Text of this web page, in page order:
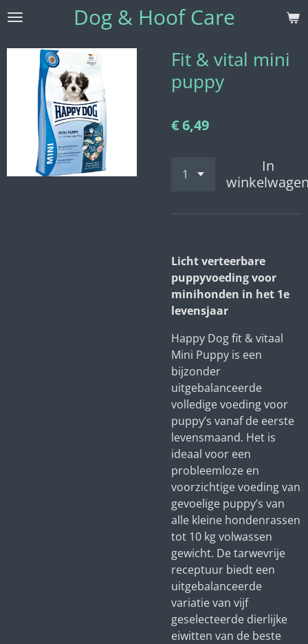
Ga
naar
hoofdinhoud
Dog & Hoof Care
Fit & vital mini
puppy
€ 6,49
In
Licht verteerbare
puppyvoeding voor
minihonden in het 1e
levensjaar
Happy Dog fit & vitaal
Mini Puppy is een
bijzonder
uitgebalanceerde
volledige voeding voor
puppy’s vanaf de eerste
levensmaand. Het is
ideaal voor een
probleemloze en
voorzichtige voeding van
gevoelige puppy’s van
alle kleine hondenrassen
tot 10 kg volwassen
gewicht. De tarwevrije
receptuur biedt een
uitgebalanceerde
variatie van vijf
geselecteerde dierlijke
eiwitten van de beste